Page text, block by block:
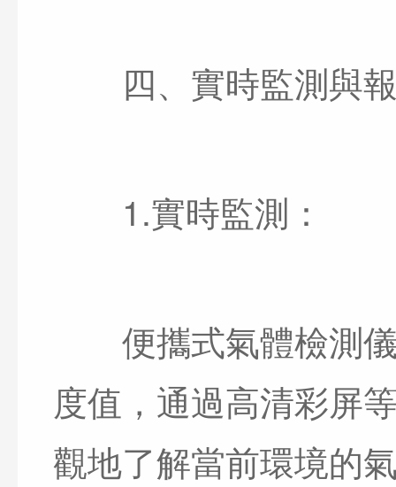
四、實時監測與
1.實時監測：
便攜式氣體檢測儀
度值，通過高清彩屏
觀地了解當前環境的